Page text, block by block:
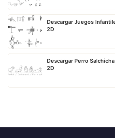
Descargar Juegos
2D
Descargar Perro
2D